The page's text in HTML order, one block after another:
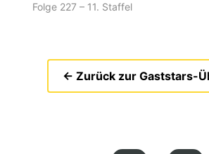
Folge 227 – 11. Staffel
← Zurück zur Gaststars-